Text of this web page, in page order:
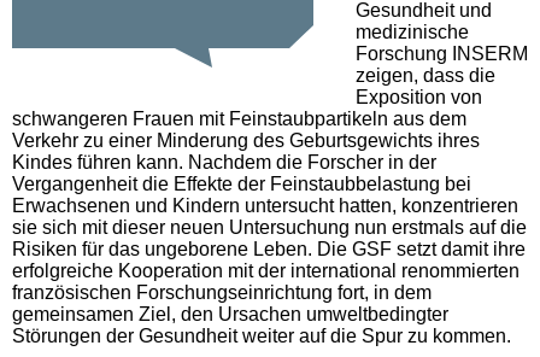
Gesundheit und
medizinische
Forschung INSERM
zeigen, dass die
Exposition von
schwangeren Frauen mit Feinstaubpartikeln aus dem
Verkehr zu einer Minderung des Geburtsgewichts ihres
Kindes führen kann. Nachdem die Forscher in der
Vergangenheit die Effekte der Feinstaubbelastung bei
Erwachsenen und Kindern untersucht hatten, konzentrieren
sie sich mit dieser neuen Untersuchung nun erstmals auf die
Risiken für das ungeborene Leben. Die GSF setzt damit ihre
erfolgreiche Kooperation mit der international renommierten
französischen Forschungseinrichtung fort, in dem
gemeinsamen Ziel, den Ursachen umweltbedingter
Störungen der Gesundheit weiter auf die Spur zu kommen.